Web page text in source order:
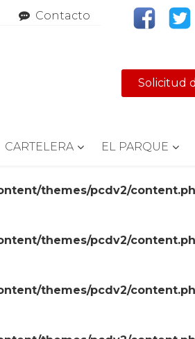
Contacto
Solicitud
CARTELERA EL PARQUE
themes/pcdv2/
themes/pcdv2/
themes/pcdv2/